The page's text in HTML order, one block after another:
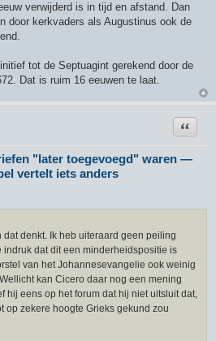
verwijderd is in tijd en afstand. Dan
door kerkvaders als Augustinus ook de
tot de Septuagint gerekend door de
Dat is ruim 16 eeuwen te laat.
"later toegevoegd" waren —
vertelt iets anders
Citeer
dat denkt. Ik heb uiteraard geen peiling
dat dit een minderheidspositie is
van het Johannesevangelie ook weinig
kan Cicero daar nog een mening
hij eens op het forum dat hij niet uitsluit dat,
op zekere hoogte Grieks gekund zou